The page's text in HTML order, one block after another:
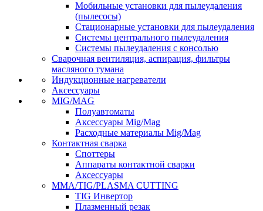
Мобильные установки для пылеудаления
(пылесосы)
Стационарные установки для пылеудаления
Системы центрального пылеудаления
Системы пылеудаления с консолью
Сварочная вентиляция, аспирация, фильтры
масляного тумана
Индукционные нагреватели
Аксессуары
MIG/MAG
Полуавтоматы
Аксессуары Mig/Mag
Расходные материалы Mig/Mag
Контактная сварка
Споттеры
Аппараты контактной сварки
Аксессуары
MMA/TIG/PLASMA CUTTING
TIG Инвертор
Плазменный резак